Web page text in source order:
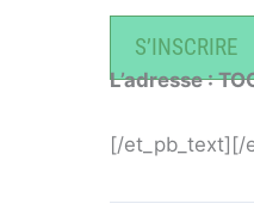
S’INSCRIRE
L’adresse :
[/et_pb_text][/